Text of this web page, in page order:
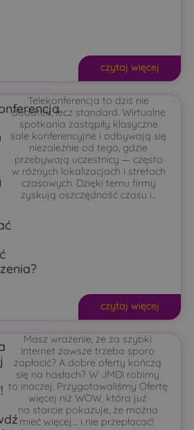
czytaj więcej
Telekonferencja to dziś nie
dodatek, lecz standard. Wirtualne
spotkania zastąpiły klasyczne
sale konferencyjne i odbywają się
niezależnie od tego, gdzie
przebywają uczestnicy — często
w różnych lokalizacjach i strefach
czasowych. Dzięki temu firmy
zyskują oszczędność czasu i...
czytaj więcej
Masz wrażenie, że za szybki
Internet zawsze trzeba sporo
zapłacić? A dobre oferty kończą
się na hasłach? W JMDI robimy
to inaczej. Przygotowaliśmy Ofertę
więcej niż WOW, która już
na starcie pokazuje, że można
mieć więcej… i nie przepłacać!